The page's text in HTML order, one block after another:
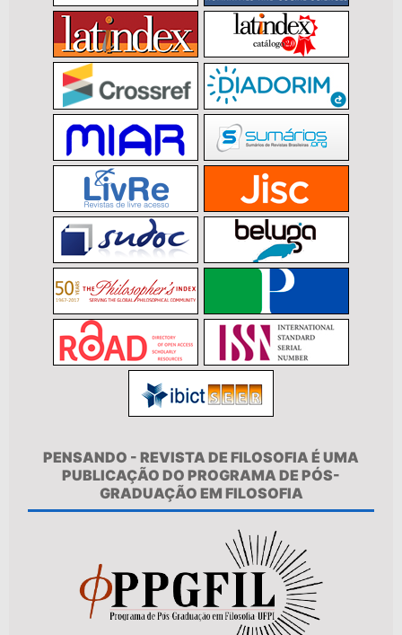
PENSANDO - REVISTA DE FILOSOFIA É UMA
PUBLICAÇÃO DO PROGRAMA DE PÓS-
GRADUAÇÃO EM FILOSOFIA